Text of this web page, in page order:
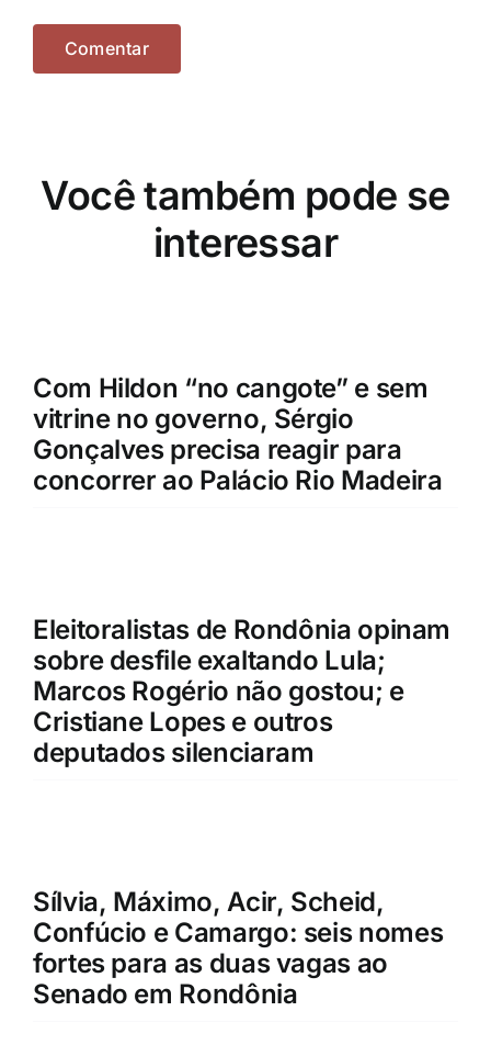
Você também pode se
interessar
Com Hildon “no cangote” e sem
vitrine no governo, Sérgio
Gonçalves precisa reagir para
concorrer ao Palácio Rio Madeira
Eleitoralistas de Rondônia opinam
sobre desfile exaltando Lula;
Marcos Rogério não gostou; e
Cristiane Lopes e outros
deputados silenciaram
Sílvia, Máximo, Acir, Scheid,
Confúcio e Camargo: seis nomes
fortes para as duas vagas ao
Senado em Rondônia